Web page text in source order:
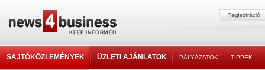
SAJTÓKÖZLEMÉNYEK ÜZLETI AJÁNLATOK PÁLYÁZATOK TIPPEK